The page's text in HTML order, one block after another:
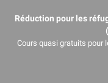
Réduction pour les
Cours quasi gratuits pour